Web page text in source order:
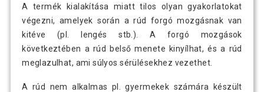
A termék kialakítása miatt tilos olyan gyakorlatokat
végezni, amelyek során a rúd forgó mozgásnak van
kitéve (pl. lengés stb.). A forgó mozgások
következtében a rúd belső menete kinyílhat, és a rúd
meglazulhat, ami súlyos sérülésekhez vezethet.
A rúd nem alkalmas pl. gyermekek számára készült